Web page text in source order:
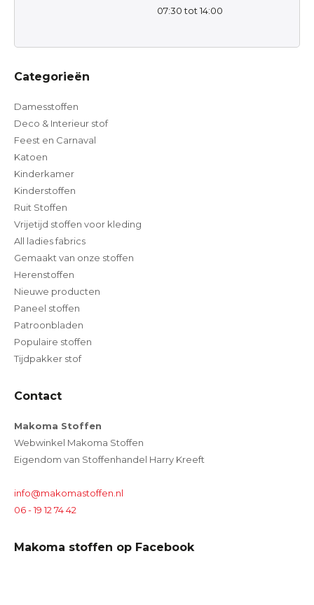
07:30 tot 14:00
Categorieën
Damesstoffen
Deco & Interieur stof
Feest en Carnaval
Katoen
Kinderkamer
Kinderstoffen
Ruit Stoffen
Vrijetijd stoffen voor kleding
All ladies fabrics
Gemaakt van onze stoffen
Herenstoffen
Nieuwe producten
Paneel stoffen
Patroonbladen
Populaire stoffen
Tijdpakker stof
Contact
Makoma Stoffen
Webwinkel Makoma Stoffen
Eigendom van Stoffenhandel Harry Kreeft
info@makomastoffen.nl
06 - 19 12 74 42
Makoma stoffen op Facebook